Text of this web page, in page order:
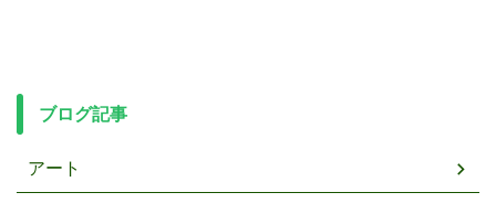
ブログ記事
アート